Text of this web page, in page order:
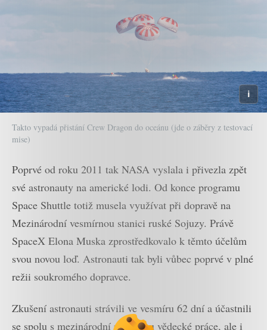
Takto vypadá přistání Crew Dragon do oceánu (jde o záběry z testovací
mise)
Poprvé od roku 2011 tak NASA vyslala i přivezla zpět
své astronauty na americké lodi. Od konce programu
Space Shuttle totiž musela využívat při dopravě na
Mezinárodní vesmírnou stanici ruské Sojuzy. Právě
SpaceX Elona Muska zprostředkovalo k těmto účelům
svou novou loď. Astronauti tak byli vůbec poprvé v plné
režii soukromého dopravce.
Zkušení astronauti strávili ve vesmíru 62 dní a účastnili
se spolu s mezinárodní posádkou vědecké práce, ale i